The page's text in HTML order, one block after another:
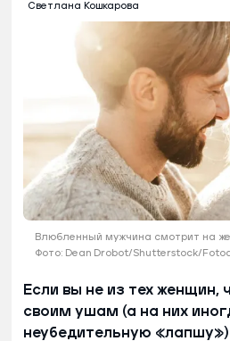
Светлана Кошкарова
Влюбленный мужчина смотрит на
Фото: Dean Drobot/Shutterstock/
Если вы не из тех женщин,
своим ушам (а на них
неубедительную «лапшу»)